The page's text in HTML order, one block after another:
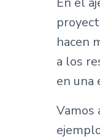
hacen
a los
en una
Vamos